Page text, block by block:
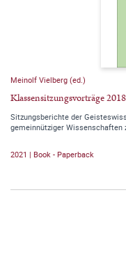
Meinolf Vielberg (ed.)
Klassensitzungsvorträge
Sitzungsberichte der
gemeinnütziger Wissenschaften
2021 | Book - Paperback